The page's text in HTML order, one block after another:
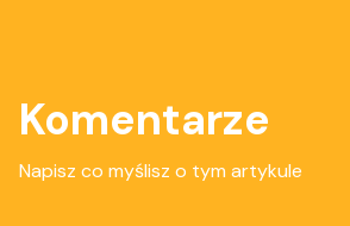
Komentarze
Napisz co myślisz o tym artykule